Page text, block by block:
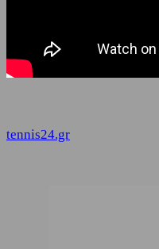
tennis24.gr